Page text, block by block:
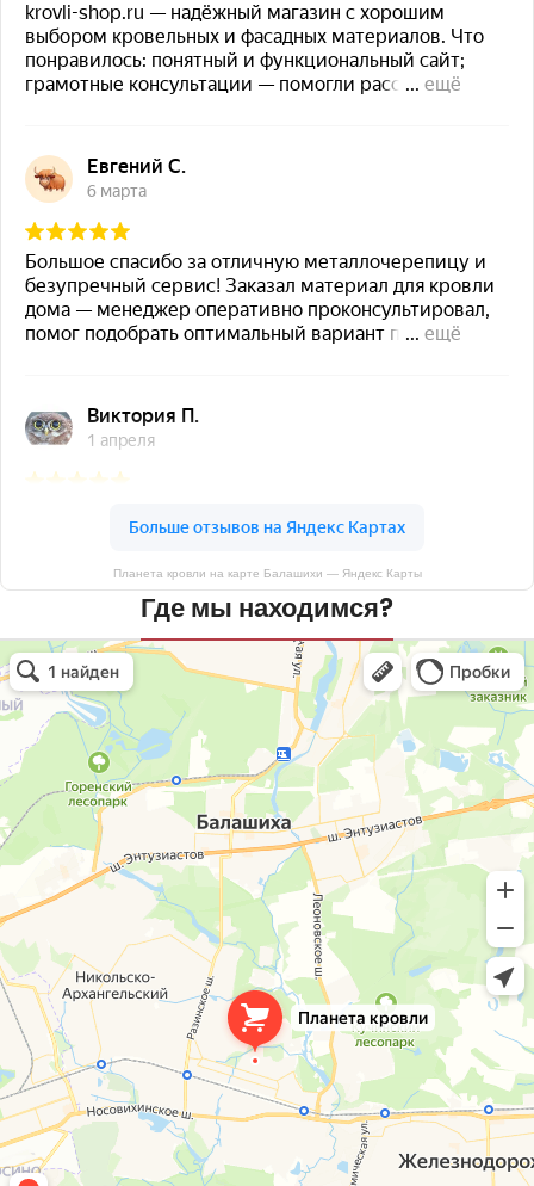
Планета кровли на карте Балашихи — Яндекс Карты
Где мы находимся?
Планета кровли
Кровля и кровельные материалы в Балашихе
Окна в Балашихе